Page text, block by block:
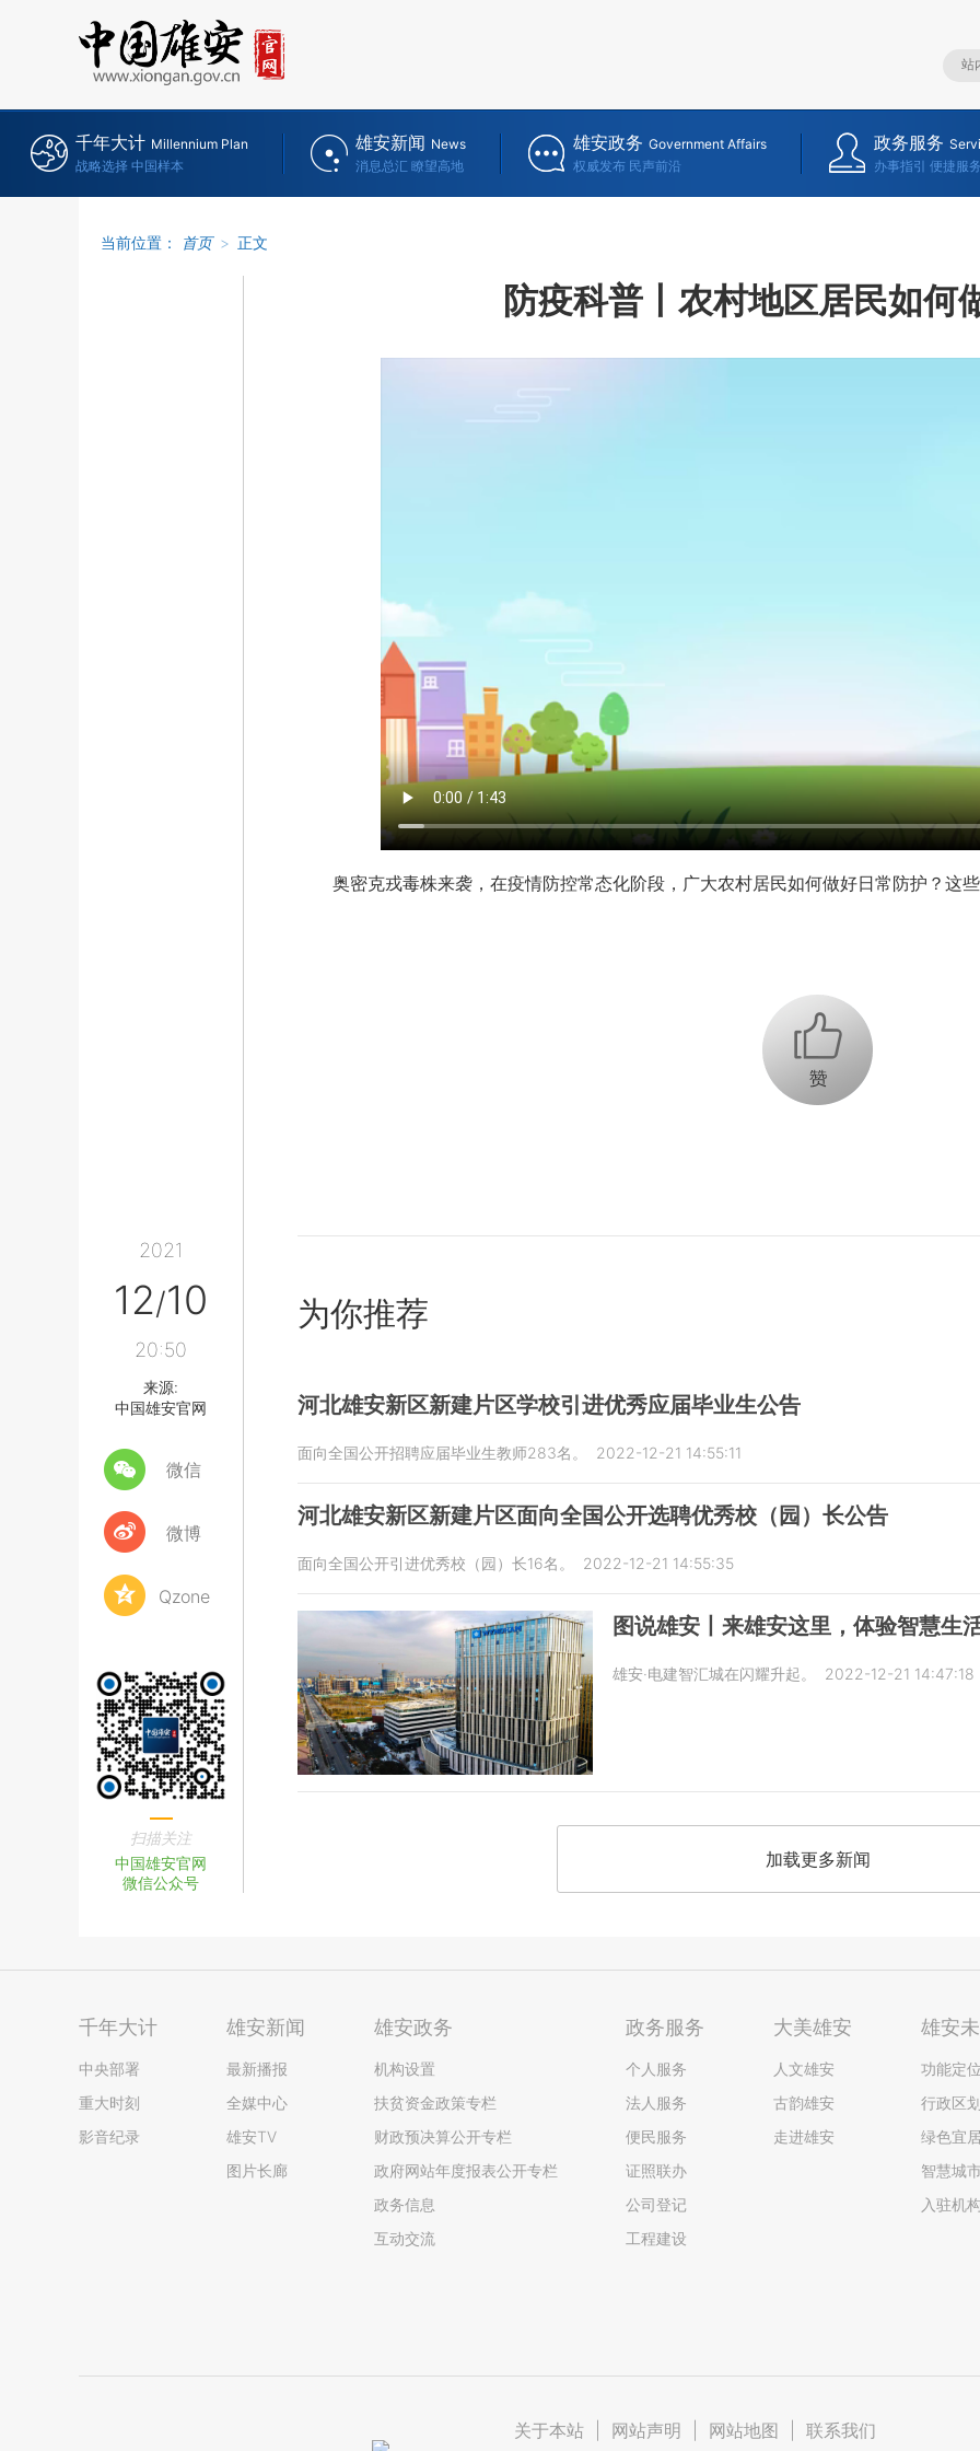
千年大计 Millennium Plan
战略选择 中国样本
雄安新闻 News
消息总汇 瞭望高地
雄安政务 Government Affairs
权威发布 民声前沿
政务服务
办事指引 便捷服
当前位置： 首页 > 正文
2021
12/10
20:50
来源:
中国雄安官网
微信
微博
Qzone
扫描关注
中国雄安官网
微信公众号
防疫科普丨农村地区居民如何
奥密克戎毒株来袭，在疫情防控常态化阶段，广大农村居民如何做好日常防护？这
+1
为你推荐
河北雄安新区新建片区学校引进优秀应届毕业生公告
面向全国公开招聘应届毕业生教师283名。 2022-12-21 14:55:11
河北雄安新区新建片区面向全国公开选聘优秀校（园）长公告
面向全国公开引进优秀校（园）长16名。 2022-12-21 14:55:35
图说雄安丨来雄安这里，体验智慧生
雄安·电建智汇城在闪耀升起。 2022-12-21 14:47:18
加载更多新闻
千年大计
中央部署
重大时刻
影音纪录
雄安新闻
最新播报
全媒中心
雄安TV
图片长廊
雄安政务
机构设置
扶贫资金政策专栏
财政预决算公开专栏
政府网站年度报表公开专栏
政务信息
互动交流
政务服务
个人服务
法人服务
便民服务
证照联办
公司登记
工程建设
大美雄安
人文雄安
古韵雄安
走进雄安
雄安
功能定
行政区
绿色宜
智慧城
入驻机
关于本站 网站声明 网站地图 联系我们